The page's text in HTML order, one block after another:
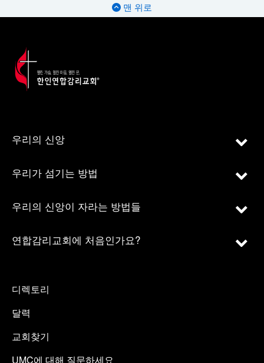
맨 위로
우리의 신앙
우리가 섬기는 방법
우리의 신앙이 자라는 방법들
연합감리교회에 처음인가요?
디렉토리
달력
교회찾기
UMC에 대해 질문하세요